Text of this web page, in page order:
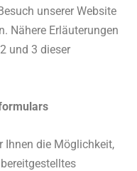
unserer Website
Nähere Erläuterungen
und 3 dieser
Ihnen die Möglichkeit,